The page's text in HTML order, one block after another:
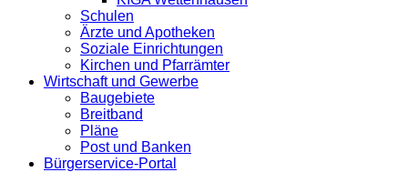
Schulen
Ärzte und Apotheken
Soziale Einrichtungen
Kirchen und Pfarrämter
Wirtschaft und Gewerbe
Baugebiete
Breitband
Pläne
Post und Banken
Bürgerservice-Portal